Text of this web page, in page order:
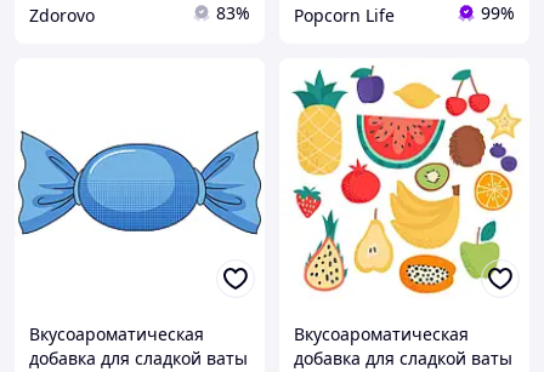
Zdorovo 83% Popcorn Life 99%
Вкусоароматическая
добавка для сладкой ваты
Вкусоароматическая
добавка для сладкой ваты